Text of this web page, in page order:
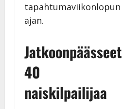
tapahtumaviikonlopun
ajan.
Jatkoonpäässeet
40
naiskilpailijaa